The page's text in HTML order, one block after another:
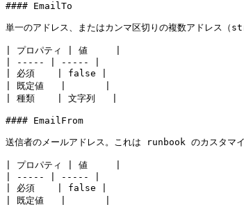
#### EmailTo
単一のアドレス、またはカンマ区切りの複数アドレス（
| プロパティ | 値     |
| ----- | ----- |
| 必須    | false |
| 既定値   |       |
| 種類    | 文字列   |
#### EmailFrom
送信者のメールアドレス。これは runbook のカスタマ
| プロパティ | 値     |
| ----- | ----- |
| 必須    | false |
| 既定値   |       |